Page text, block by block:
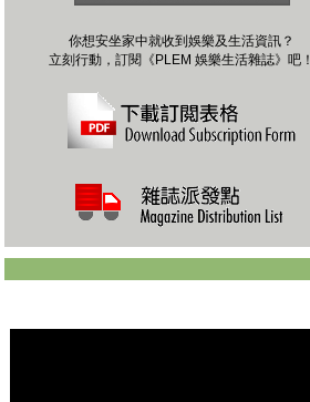
你想安坐家中就收到娛樂及生活資訊？
立刻行動，訂閱《PLEM 娛樂生活雜誌》吧！